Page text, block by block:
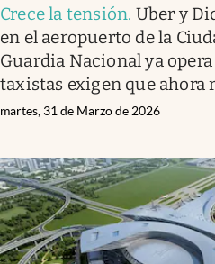
Crece la tensión. Uber y
en el aeropuerto de la
Guardia Nacional ya
taxistas exigen que ahora
martes, 31 de Marzo de 2026